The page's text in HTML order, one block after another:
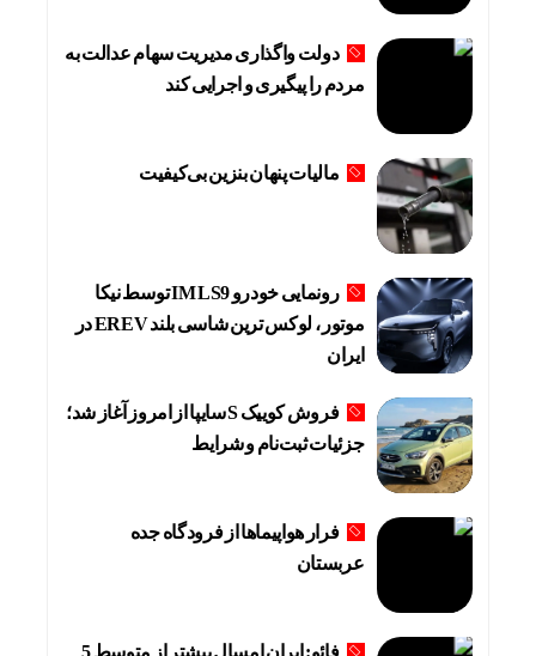
دولت واگذاری مدیریت سهام عدالت به
مردم را پیگیری و اجرایی کند
مالیات پنهان بنزین بی‌کیفیت
رونمایی خودرو IM LS9 توسط نیکا
موتور ، لوکس ترین شاسی بلند EREV در
ایران
فروش کوییک S سایپا از امروز آغاز شد؛
جزئیات ثبت‌نام و شرایط
فرار هواپیماها از فرودگاه جده
عربستان